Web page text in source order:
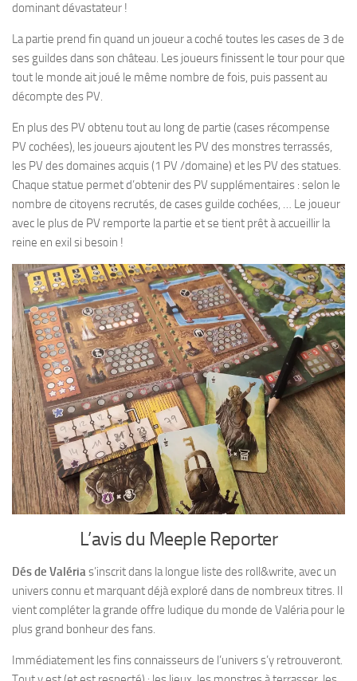
dominant dévastateur !
La partie prend fin quand un joueur a coché toutes les cases de 3 de
ses guildes dans son château. Les joueurs finissent le tour pour que
tout le monde ait joué le même nombre de fois, puis passent au
décompte des PV.
En plus des PV obtenu tout au long de partie (cases récompense
PV cochées), les joueurs ajoutent les PV des monstres terrassés,
les PV des domaines acquis (1 PV /domaine) et les PV des statues.
Chaque statue permet d’obtenir des PV supplémentaires : selon le
nombre de citoyens recrutés, de cases guilde cochées, … Le joueur
avec le plus de PV remporte la partie et se tient prêt à accueillir la
reine en exil si besoin !
L’avis du Meeple Reporter
Dés de Valérias’inscrit dans la longue liste des roll&write, avec un
univers connu et marquant déjà exploré dans de nombreux titres. Il
vient compléter la grande offre ludique du monde de Valéria pour le
plus grand bonheur des fans.
Immédiatement les fins connaisseurs de l’univers s’y retrouveront.